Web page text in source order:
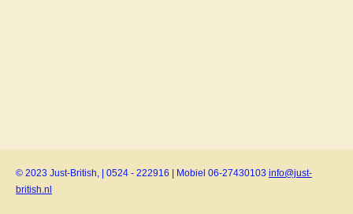
© 2023 Just-British, | 0524 - 222916 | Mobiel 06-27430103 info@just-
british.nl